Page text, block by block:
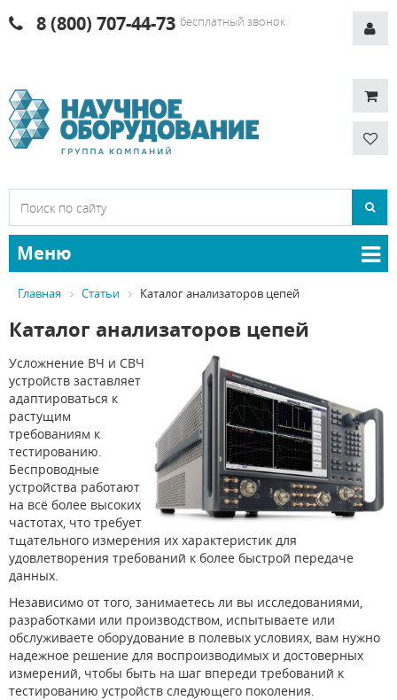
8 (800) 707-44-73 бесплатный звонок
Меню
Главная Статьи Каталог анализаторов цепей
Каталог анализаторов цепей
Усложнение ВЧ и СВЧ
устройств заставляет
адаптироваться к
растущим
требованиям к
тестированию.
Беспроводные
устройства работают
на всё более высоких
частотах, что требует
тщательного измерения их характеристик для
удовлетворения требований к более быстрой передаче
данных.
Независимо от того, занимаетесь ли вы исследованиями,
разработками или производством, испытываете или
обслуживаете оборудование в полевых условиях, вам нужно
надежное решение для воспроизводимых и достоверных
измерений, чтобы быть на шаг впереди требований к
тестированию устройств следующего поколения.